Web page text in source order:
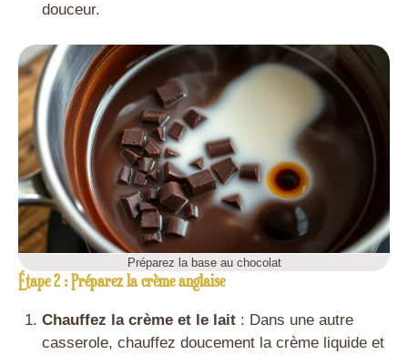
douceur.
Préparez la base au chocolat
Étape 2 : Préparez la crème anglaise
Chauffez la crème et le lait: Dans une autre
casserole, chauffez doucement la crème liquide et